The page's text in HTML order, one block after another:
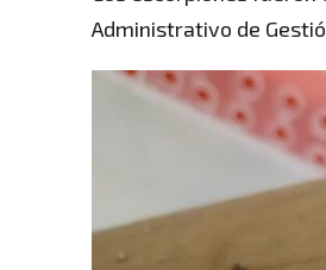
Administrativo de